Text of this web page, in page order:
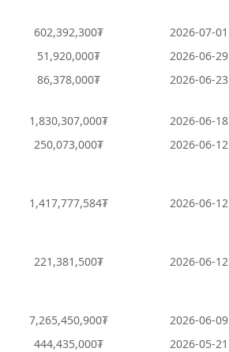
602,392,300₮
2026-07-
51,920,000₮
2026-06-
86,378,000₮ 2026-06-
1,830,307,000₮
2026-06-
250,073,000₮ 2026-06-
1,417,777,584₮ 2026-06-
221,381,500₮ 2026-06-
7,265,450,900₮
2026-06-
444,435,000₮
2026-05-